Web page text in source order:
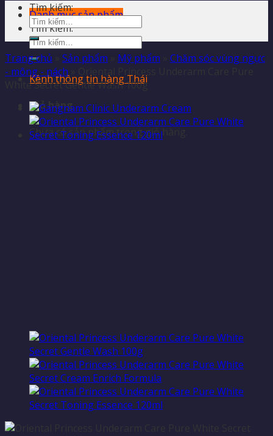
Danh mục sản phẩm
Tìm kiếm:
Kênh thông tin hàng Thái
Giỏ hàng
Chưa có sản phẩm trong giỏ hàng.
Tìm kiếm:
Trang chủ Sản phẩm Mỹ phẩm
Chăm sóc vùng ngực
- mông - nách
White Secret Gentle Wash 100g